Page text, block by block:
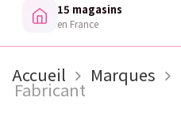
15 magasins
en France
Accueil Marques
Fabricant